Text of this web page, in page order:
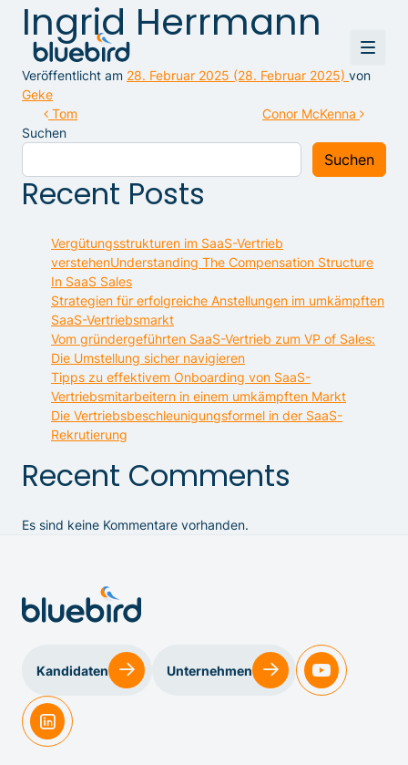
Ingrid Herrmann
Veröffentlicht am 28. Februar 2025 (28. Februar 2025) von
Geke
Beitragsnavigation
Tom
Conor McKenna
Suchen
Suchen
Recent Posts
Vergütungsstrukturen im SaaS-Vertrieb
verstehenUnderstanding The Compensation Structure
In SaaS Sales
Strategien für erfolgreiche Anstellungen im umkämpften
SaaS-Vertriebsmarkt
Vom gründergeführten SaaS-Vertrieb zum VP of Sales:
Die Umstellung sicher navigieren
Tipps zu effektivem Onboarding von SaaS-
Vertriebsmitarbeitern in einem umkämpften Markt
Die Vertriebsbeschleunigungsformel in der SaaS-
Rekrutierung
Recent Comments
Es sind keine Kommentare vorhanden.
Kandidaten Unternehmen